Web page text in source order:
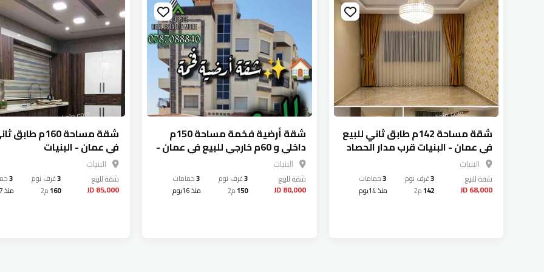
شقة مساحة 142م طابق ثاني للبيع
في عمان - البنيات قرب مدار الحصاد
البنيات
شقةللبيع
68,000 JD
3غرف نوم 3حمامات
142م2 منذ 14يوم
شقة أرضية فخمة مساحة 150م
داخلي و 60م خارجي للبيع في عمان -
البنيات
البنيات
شقةللبيع
80,000 JD
3غرف نوم 3حمامات
150م2 منذ 16يوم
شقة مساحة 160م
في عمان - البنيات
البنيات
شقةللبيع
85,000 JD
3غرف نوم 3
160م2 منذ 17يوم